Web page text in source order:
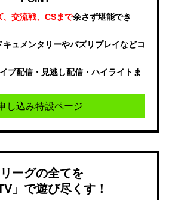
交流戦、CSまで余さず堪能でき
ュメンタリーやバズリプレイなどコ
ブ配信・見逃し配信・ハイライトま
し込み特設ページ
リーグの全てを
」で遊び尽くす！